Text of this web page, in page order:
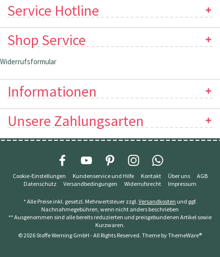
Service Hotline
Shop Service
Widerrufsformular
Informationen
Unsere Zahlungsarten
Cookie-Einstellungen Kundenservice und Hilfe Kontakt Über uns
AGB
Datenschutz
Versandbedingungen Widerrufsrecht Impressum
* Alle Preise inkl. gesetzl. Mehrwertsteuer zzgl. Versandkosten und ggf.
Nachnahmegebühren, wenn nicht anders beschrieben
** Ausgenommen sind alle bereits reduzierten und preisgebundenen Artikel sowie
Kurzwaren.
© 2026 Stoffe Werning GmbH - All Rights Reserved. Theme byThemeWare®